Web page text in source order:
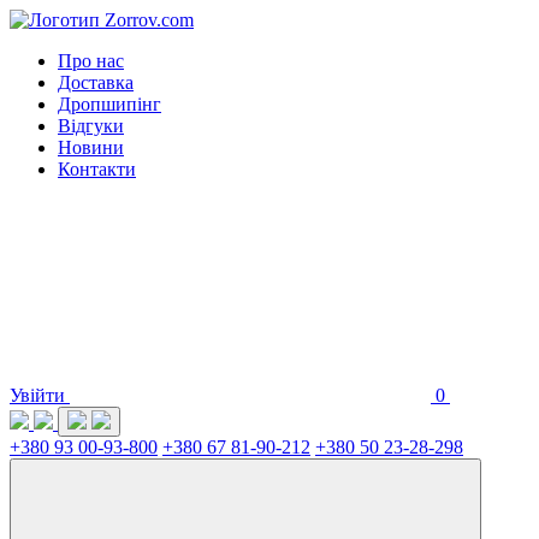
Про нас
Доставка
Дропшипінг
Відгуки
Новини
Контакти
Увійти 0
+380 93 00-93-800 +380 67 81-90-212 +380 50 23-28-298